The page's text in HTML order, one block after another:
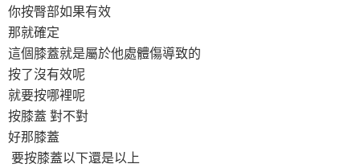
你按臀部如果有效
那就確定
這個膝蓋就是屬於他處體傷導致的
按了沒有效呢
就要按哪裡呢
按膝蓋 對不對
好那膝蓋
要按膝蓋以下還是以上